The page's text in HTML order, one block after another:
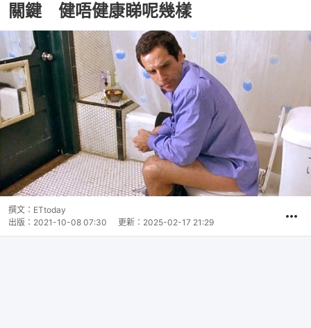
關鍵 健唔健康睇呢幾樣
撰文： ETtoday
出版： 2021-10-08 07:30 更新： 2025-02-17 21:29